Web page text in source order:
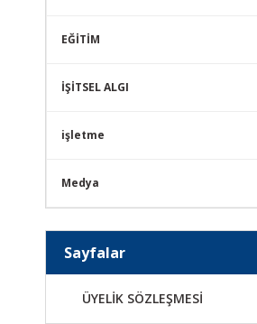
EĞİTİM
İŞİTSEL ALGI
işletme
Medya
Sayfalar
ÜYELİK SÖZLEŞMESİ